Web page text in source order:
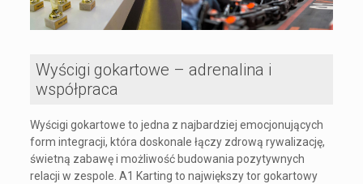
Wyścigi gokartowe – adrenalina i
współpraca
Wyścigi gokartowe to jedna z najbardziej emocjonujących
form integracji, która doskonale łączy zdrową rywalizację,
świetną zabawę i możliwość budowania pozytywnych
relacji w zespole. A1 Karting to największy tor gokartowy